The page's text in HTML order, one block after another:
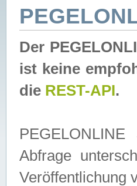
Der
ist keine
die REST-API.
Abfrage
Veröffentlichung